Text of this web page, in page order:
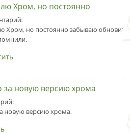
Хром, но постоянно
Хром, но постоянно забываю
за новую версию хрома
новую версию хрома.